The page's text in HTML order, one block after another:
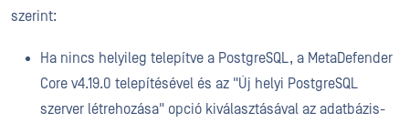
szerint:
Ha nincs helyileg telepítve a PostgreSQL, a MetaDefender
Core v4.19.0 telepítésével és az "Új helyi PostgreSQL
szerver létrehozása" opció kiválasztásával az adatbázis-